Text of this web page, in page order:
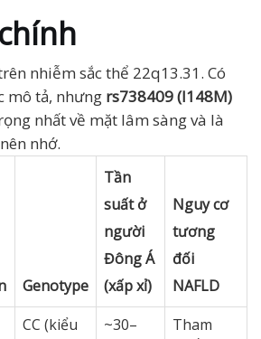
nhiễm sắc thể 22q13.31. Có
mô tả, nhưng rs738409 (I148M)
nhất về mặt lâm sàng và là
nhớ.
Genotype
Tần
suất ở
người
Đông Á
(xấp xỉ)
Nguy cơ
tương
đối
NAFLD
CC (kiểu
~30–
Tham